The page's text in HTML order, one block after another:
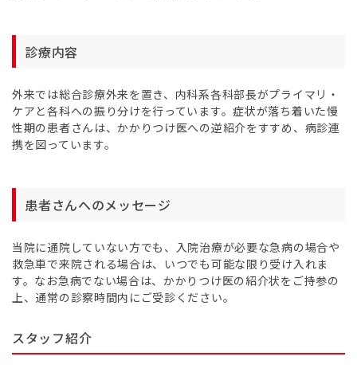
診療内容
外来では総合診療外来を置き、内科系各科部長がプライマリ・
ケアと各科への振り分けを行っています。症状が落ち着いた慢
性期の患者さんは、かかりつけ医への逆紹介をすすめ、病診連
携を図っています。
患者さんへのメッセージ
当院に通院していない方でも、入院治療が必要な急病の場合や
救急車で来院される場合は、いつでも可能な限り受け入れま
す。なお急病でない場合は、かかりつけ医の紹介状をご持参の
上、通常の診察時間内にご受診ください。
スタッフ紹介